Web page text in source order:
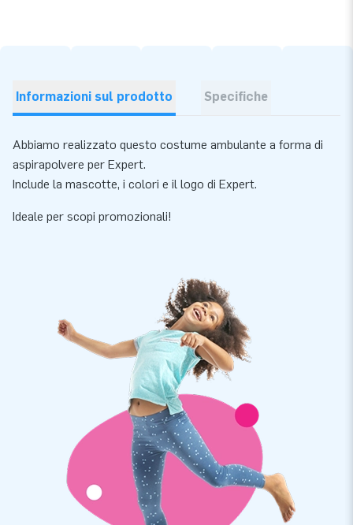
Informazioni sul prodotto Specifiche
Abbiamo realizzato questo costume ambulante a forma di
aspirapolvere per Expert.
Include la mascotte, i colori e il logo di Expert.
Ideale per scopi promozionali!